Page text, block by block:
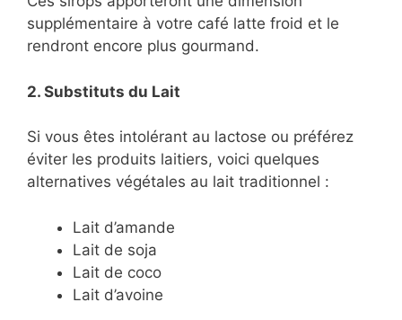
supplémentaire à votre café latte froid et le
rendront encore plus gourmand.
2. Substituts du Lait
Si vous êtes intolérant au lactose ou préférez
éviter les produits laitiers, voici quelques
alternatives végétales au lait traditionnel :
Lait d’amande
Lait de soja
Lait de coco
Lait d’avoine